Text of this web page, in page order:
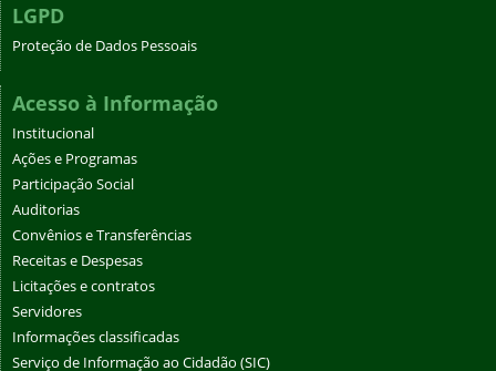
LGPD
Proteção de Dados Pessoais
Acesso à Informação
Institucional
Ações e Programas
Participação Social
Auditorias
Convênios e Transferências
Receitas e Despesas
Licitações e contratos
Servidores
Informações classificadas
Serviço de Informação ao Cidadão (SIC)